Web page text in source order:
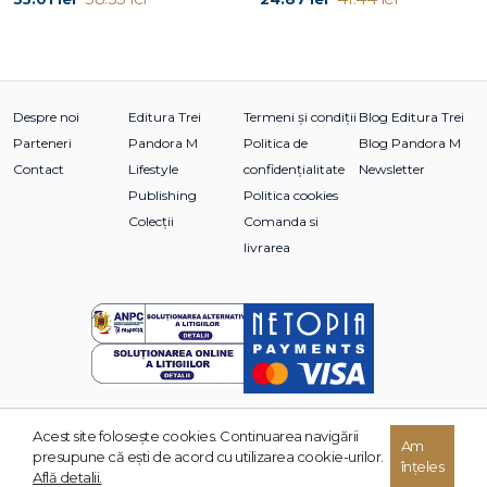
„corozivele“ lui Creangă, cum le numește Călinescu, cea
Moș Nichifor Coțcariul direct la pornografie. - Vasile Dem.
Despre noi
Parteneri
Contact
Editura Trei
Pandora M
Lifestyle
Publishing
Colecții
Termeni și condiții
Politica de
confidențialitate
Politica cookies
Comanda si
livrarea
Blog Editura Trei
Blog Pandora M
Newsletter
© 2026 Grupul Editorial TREI. Toate drepturile rezervate.
Acest site foloseşte cookies. Continuarea navigării
presupune că eşti de acord cu utilizarea cookie-urilor.
Află detalii.
Am
înțeles